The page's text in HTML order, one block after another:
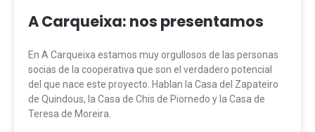
A Carqueixa: nos presentamos
En A Carqueixa estamos muy orgullosos de las personas
socias de la cooperativa que son el verdadero potencial
del que nace este proyecto. Hablan la Casa del Zapateiro
de Quindous, la Casa de Chis de Piornedo y la Casa de
Teresa de Moreira.